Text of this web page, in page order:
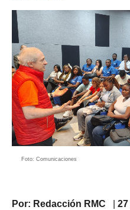
Foto: Comunicaciones
Por: Redacción RMC 27